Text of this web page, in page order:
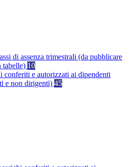
di assenza trimestrali (da pubblicare
tabelle) 10
conferiti e autorizzati ai dipendenti
e non dirigenti) 45